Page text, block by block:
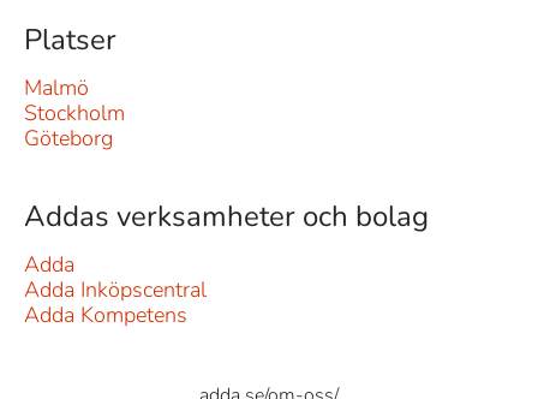
Platser
Malmö
Stockholm
Göteborg
Addas verksamheter och bolag
Adda
Adda Inköpscentral
Adda Kompetens